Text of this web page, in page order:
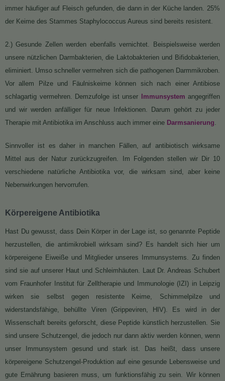
immer häufiger auf Fleisch gefunden, die dann in der Küche landen. 25%
der Keime des Stammes Staphylococcus Aureus sind bereits resistent.
2.) Gesunde Zellen werden ebenfalls vernichtet. Beispielsweise werden
unsere nützlichen Darmbakterien, die Laktobakterien und Bifidobakterien,
eliminiert. Umso schneller vermehren sich die pathogenen Darmmikroben.
Vor allem Pilze und Fäulniskeime können sich nach einer Antibiose
schlagartig vermehren. Demzufolge ist unser
Immunsystem angegriffen
und wir werden anfälliger für neue Infektionen. Darum gehört zu jeder
Therapie mit Antibiotika im Anschluss auch immer eine Darmsanierung.
Sinnvoller ist es daher in manchen Fällen, auf antibiotisch wirksame
Mittel aus der Natur zurückzugreifen. Im Folgenden stellen wir Dir 10
verschiedene natürliche Antibiotika vor, die wirksam sind, aber keine
Nebenwirkungen hervorrufen.
Körpereigene Antibiotika
Hast Du gewusst, dass Dein Körper in der Lage ist, so genannte Peptide
herzustellen, die antimikrobiell wirksam sind? Es handelt sich hier um
körpereigene Eiweiße und Mitglieder unseres Immunsystems. Zu finden
sind sie auf unserer Haut und Schleimhäuten. Laut Dr. Andreas Schubert
vom Fraunhofer Institut für Zelltherapie und Immunologie (IZI) in Leipzig
wirken sie selbst gegen resistente Keime, Schimmelpilze und
widerstandsfähige, behüllte Viren (Grippeviren, HIV). Es wird in der
Wissenschaft bereits geforscht, diese Peptide künstlich herzustellen. Sie
sind unsere Schutzengel, die jedoch nur dann aktiv werden können, wenn
unser Immunsystem gesund und stark ist. Das heißt, dass unsere
körpereigene Schutzengel-Produktion auf eine gesunde Lebensweise und
gute Ernährung basieren muss, um funktionsfähig zu sein. Wir können